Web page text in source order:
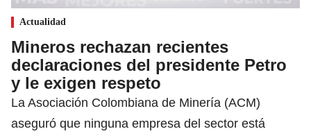
Actualidad
Mineros rechazan recientes
declaraciones del presidente Petro
y le exigen respeto
La Asociación Colombiana de Minería (ACM)
aseguró que ninguna empresa del sector está